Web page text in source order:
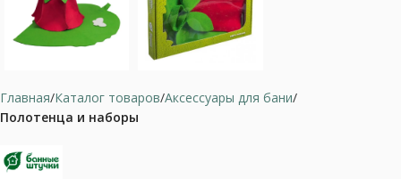
Главная Каталог товаров Аксессуары для бани
Полотенца и наборы